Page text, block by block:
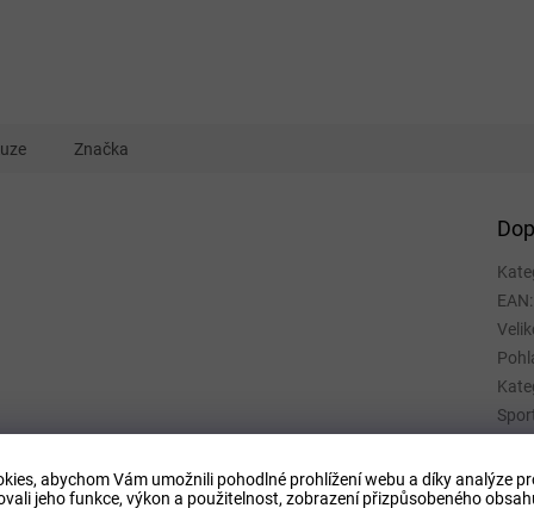
abychom Vám umožnili pohodlné prohlížení webu a díky analýze
jeho funkce, výkon a použitelnost, zobrazení přizpůsobeného
Značka
EAN: